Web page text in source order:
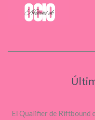
El Qualifier de Riftbound